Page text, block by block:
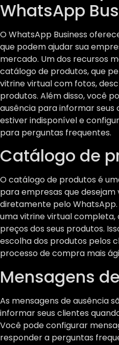
WhatsApp
O WhatsApp Business
que podem ajudar sua
mercado. Um dos recursos
catálogo de produtos, que
vitrine virtual com fotos,
produtos. Além disso, você
ausência para informar seus
estiver indisponível e
para perguntas frequentes.
Catálogo de
O catálogo de produtos é
para empresas que
diretamente pelo
uma vitrine virtual completa,
preços dos seus produtos.
escolha dos produtos pelos
processo de compra mais
Mensagens
As mensagens de ausência
informar seus clientes
Você pode configurar
responder a perguntas